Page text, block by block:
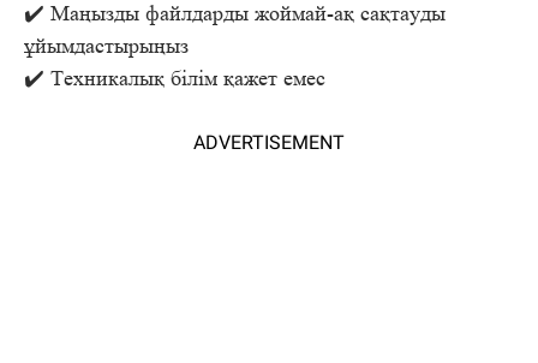
✔️ Маңызды файлдарды жоймай-ақ сақтауды
ұйымдастырыңыз
✔️ Техникалық білім қажет емес
ADVERTISEMENT